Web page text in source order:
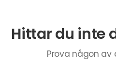
Hittar du inte
Prova någon av